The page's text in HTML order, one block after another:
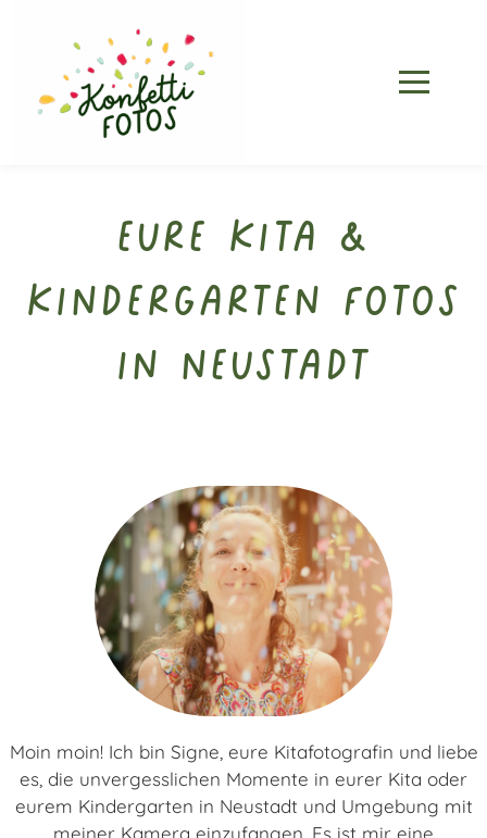
Eure Kita &
Kindergarten Fotos
in Neustadt
Moin moin! Ich bin Signe, eure Kitafotografin und liebe
es, die unvergesslichen Momente in eurer Kita oder
eurem Kindergarten in Neustadt und Umgebung mit
meiner Kamera einzufangen. Es ist mir eine